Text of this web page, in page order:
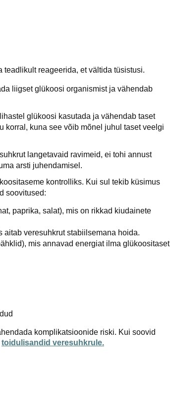
reageerida, et vältida tüsistusi.
liigset glükoosi organismist ja vähendab
glükoosi kasutada ja vähendab taset
korral, kuna see võib mõnel juhul taset veelgi
langetavaid ravimeid, ei tohi annust
arsti juhendamisel.
kontrolliks. Kui sul tekib küsimus
soovitused:
paprika, salat), mis on rikkad kiudainete
aitab veresuhkrut stabiilsemana hoida.
mis annavad energiat ilma glükoositaset
komplikatsioonide riski. Kui soovid
toidulisandid veresuhkrule.